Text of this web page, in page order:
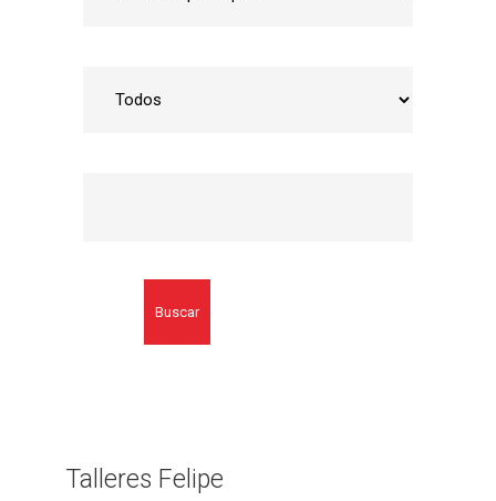
Buscar
Talleres Felipe